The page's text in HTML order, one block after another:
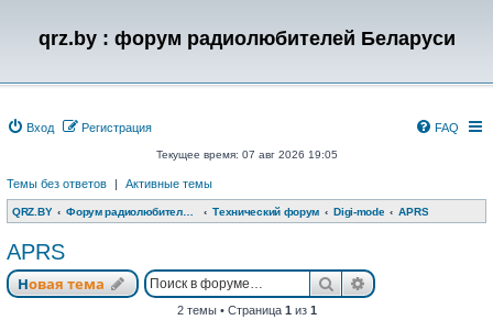
qrz.by : форум радиолюбителей Беларуси
Вход Регистрация FAQ
Текущее время: 07 авг 2026 19:05
Темы без ответов | Активные темы
QRZ.BY Форум радиолюбителей Беларуси Технический форум Digi-mode APRS
APRS
Новая тема ПоискРасширенный
2 темы • Страница 1 из 1